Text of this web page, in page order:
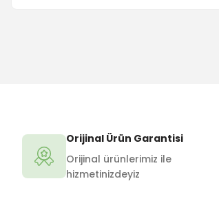
Orijinal Ürün Garantisi
Orijinal ürünlerimiz ile
hizmetinizdeyiz